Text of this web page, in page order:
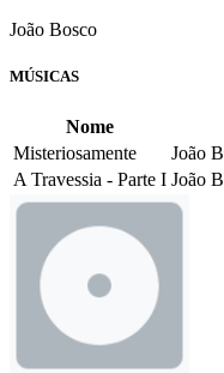
João Bosco
MÚSICAS
Nome
Misteriosamente
João
A Travessia - Parte I João